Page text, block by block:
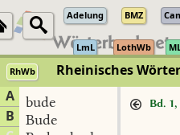
Adelung BMZ
LmL LothWb
RhWb
Rheinisches
A
B
bude
Bude
Bd. 1,